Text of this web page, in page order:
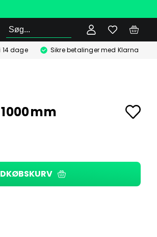
Søg
14 dage Sikre betalinger med Klarna
mm